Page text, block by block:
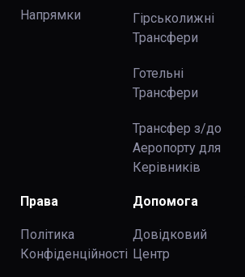
Напрямки
Гірськолижні
Трансфери
Готельні
Трансфери
Трансфер з/до
Аеропорту для
Керівників
Права
Політика
Конфіденційності
Допомога
Довідковий
Центр